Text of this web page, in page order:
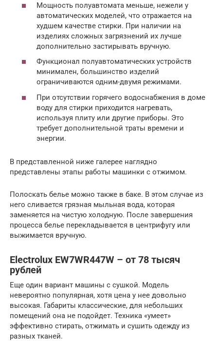
Мощность полуавтомата меньше, нежели у
автоматических моделей, что отражается на
худшем качестве стирки. При наличии на
изделиях сложных загрязнений их лучше
дополнительно застирывать вручную.
Функционал полуавтоматических устройств
минимален, большинство изделий
ограничиваются одним-двумя режимами.
При отсутствии горячего водоснабжения в доме
воду для стирки приходится нагревать,
используя плиту или другие приборы. Это
требует дополнительной траты времени и
энергии.
В представленной ниже галерее наглядно
представлены этапы работы машинки с отжимом.
Полоскать белье можно также в баке. В этом случае из
него сливается грязная мыльная вода, которая
заменяется на чистую холодную. После завершения
процесса белье перекладывается в центрифугу или
выжимается вручную.
Electrolux EW7WR447W – от 78 тысяч
рублей
Еще один вариант машины с сушкой. Модель
невероятно популярная, хотя цена у нее довольно
высокая. Габариты классические, для небольших
помещений она не подойдет. Техника «умеет»
эффективно стирать, отжимать и сушить одежду из
разных тканей.